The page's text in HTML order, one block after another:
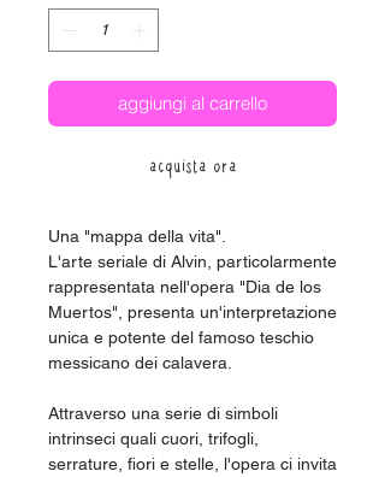
aggiungi al carrello
acquista ora
Una "mappa della vita".
L'arte seriale di Alvin, particolarmente
rappresentata nell'opera "Dia de los
Muertos", presenta un'interpretazione
unica e potente del famoso teschio
messicano dei calavera.
Attraverso una serie di simboli
intrinseci quali cuori, trifogli,
serrature, fiori e stelle, l'opera ci invita